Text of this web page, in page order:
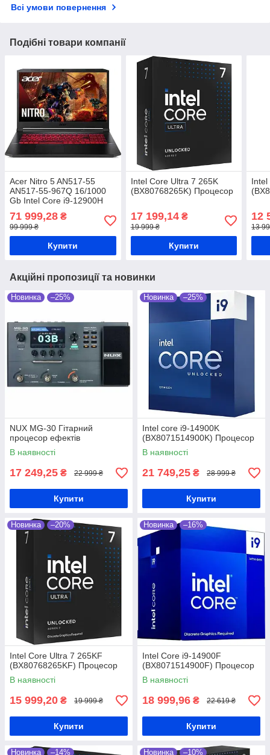
Всі умови повернення
Подібні товари компанії
Acer Nitro 5 AN517-55
AN517-55-967Q 16/1000
Gb Intel Core i9-12900H
Ноутбук
71 999,28 ₴
99 999 ₴
Купити
Intel Core Ultra 7 265K
(BX80768265K) Процесор
17 199,14₴
19 999 ₴
Купити
Intel
12
13
Акційні пропозиції та новинки
Новинка –25%
NUX MG-30 Гітарний
процесор ефектів
В наявності
17 249,25 ₴ 22 999 ₴
Купити
Новинка –25%
Intel core i9-14900K
(BX8071514900K) Процесор
В наявності
21 749,25 ₴ 28 999 ₴
Купити
Новинка –20%
Intel Core Ultra 7 265KF
(BX80768265KF) Процесор
В наявності
15 999,20 ₴ 19 999 ₴
Купити
Новинка –16%
Intel Core i9-14900F
(BX8071514900F) Процесор
В наявності
18 999,96 ₴ 22 619 ₴
Купити
Новинка –14% Новинка –10%